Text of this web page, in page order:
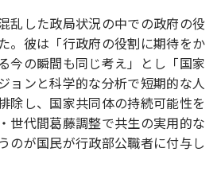
乱した政局状況の中での政府の役
。彼は「行政府の役割に期待をか
今の瞬間も同じ考え」とし「国家
ョンと科学的な分析で短期的な人
除し、国家共同体の持続可能性を
世代間葛藤調整で共生の実用的な
のが国民が行政部公職者に付与し